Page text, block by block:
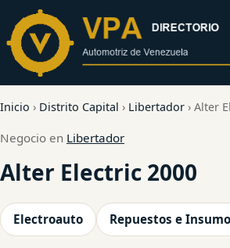
contenido
Inicio › Distrito Capital › Libertador › Alter
Negocio en Libertador
Alter Electric 2000
Electroauto Repuestos e